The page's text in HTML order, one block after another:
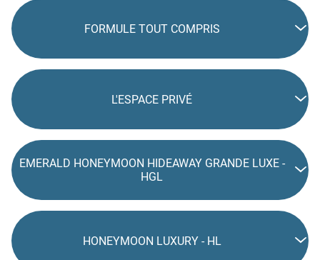
FORMULE TOUT COMPRIS
L'ESPACE PRIVÉ
EMERALD HONEYMOON HIDEAWAY GRANDE LUXE -
HGL
HONEYMOON LUXURY - HL